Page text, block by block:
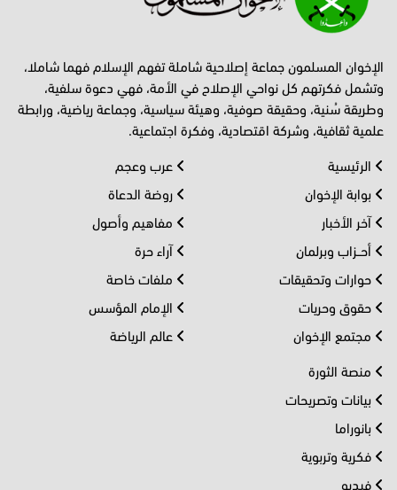
الإخوان المسلمون جماعة إصلاحية شاملة تفهم الإسلام فهما شاملا،
وتشمل فكرتهم كل نواحي الإصلاح في الأمة، فهي دعوة سلفية،
وطريقة سُنية، وحقيقة صوفية، وهيئة سياسية، وجماعة رياضية، ورابطة
علمية ثقافية، وشركة اقتصادية، وفكرة اجتماعية.
الرئيسية
بوابة الإخوان
آخر الأخبار
أحــزاب وبرلمان
حوارات وتحقيقات
حقوق وحريات
مجتمع الإخوان
عرب وعجم
روضة الدعاة
مفاهيم وأصول
آراء حرة
ملفات خاصة
الإمام المؤسس
عالم الرياضة
منصة الثورة
بيانات وتصريحات
بانوراما
فكرية وتربوية
فيديو